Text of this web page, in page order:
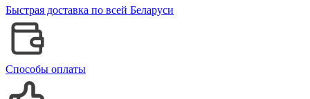
Быстрая доставка по всей Беларуси
Способы оплаты